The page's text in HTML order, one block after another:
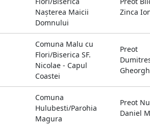
Naşterea Maicii
Domnului
Zinca
Comuna Malu cu
Flori/Biserica SF.
Nicolae - Capul
Coastei
Preot
Comuna
Hulubesti/Parohia
Magura
Preot
Daniel